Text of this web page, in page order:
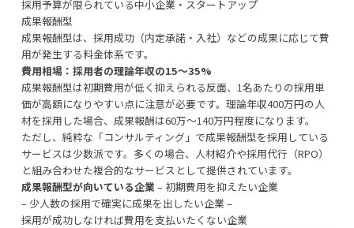
採用予算が限られている中小企業・スタートアップ
成果報酬型
成果報酬型は、採用成功（内定承諾・入社）などの成果に応じて費
用が発生する料金体系です。
費用相場：採用者の理論年収の15〜35%
成果報酬型は初期費用が低く抑えられる反面、1名あたりの採用単
価が高額になりやすい点に注意が必要です。理論年収400万円の人
材を採用した場合、成果報酬は60万〜140万円程度になります。
ただし、純粋な「コンサルティング」で成果報酬型を採用している
サービスは少数派です。多くの場合、人材紹介や採用代行（RPO）
と組み合わせた複合的なサービスとして提供されています。
成果報酬型が向いている企業– 初期費用を抑えたい企業
– 少人数の採用で確実に成果を出したい企業 –
採用が成功しなければ費用を支払いたくない企業